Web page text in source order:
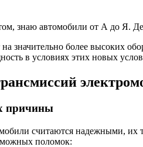
знаю автомобили от А до Я.
значительно более высоких
в условиях этих новых
причины
считаются надежными, их
поломок: